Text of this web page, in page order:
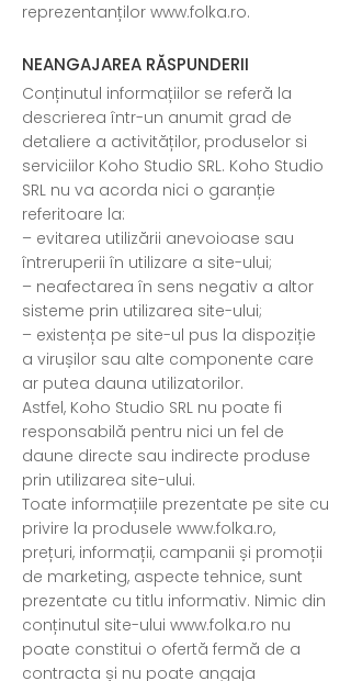
reprezentanților www.folka.ro.
NEANGAJAREA RĂSPUNDERII
Conținutul informațiilor se referă la
descrierea într-un anumit grad de
detaliere a activităților, produselor si
serviciilor Koho Studio SRL. Koho Studio
SRL nu va acorda nici o garanție
referitoare la:
– evitarea utilizării anevoioase sau
întreruperii în utilizare a site-ului;
– neafectarea în sens negativ a altor
sisteme prin utilizarea site-ului;
– existența pe site-ul pus la dispoziție
a virușilor sau alte componente care
ar putea dauna utilizatorilor.
Astfel, Koho Studio SRL nu poate fi
responsabilă pentru nici un fel de
daune directe sau indirecte produse
prin utilizarea site-ului.
Toate informațiile prezentate pe site cu
privire la produsele www.folka.ro,
prețuri, informații, campanii și promoții
de marketing, aspecte tehnice, sunt
prezentate cu titlu informativ. Nimic din
conținutul site-ului www.folka.ro nu
poate constitui o ofertă fermă de a
contracta și nu poate angaja